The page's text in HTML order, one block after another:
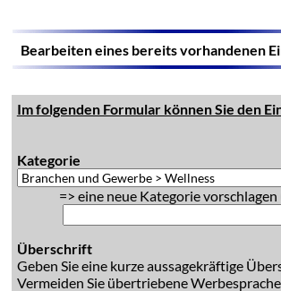
Bearbeiten eines bereits vorhandenen
Im folgenden Formular können Sie den
Kategorie
=> eine neue Kategorie
Überschrift
Geben Sie eine kurze aussagekräftige
Vermeiden Sie übertriebene